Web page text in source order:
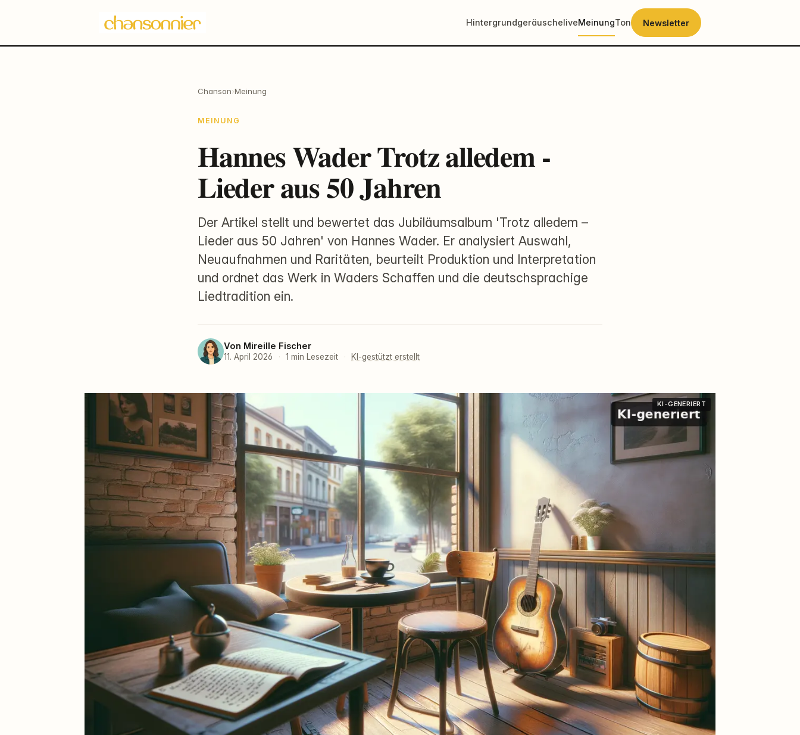
HintergrundgeräuscheliveMeinungTon Newsletter
Chanson›Meinung
MEINUNG
Hannes Wader Trotz alledem -
Lieder aus 50 Jahren
Der Artikel stellt und bewertet das Jubiläumsalbum 'Trotz alledem –
Lieder aus 50 Jahren' von Hannes Wader. Er analysiert Auswahl,
Neuaufnahmen und Raritäten, beurteilt Produktion und Interpretation
und ordnet das Werk in Waders Schaffen und die deutschsprachige
Liedtradition ein.
Von Mireille Fischer
11. April 2026 · 1 min Lesezeit · KI-gestützt erstellt
KI-GENERIERT